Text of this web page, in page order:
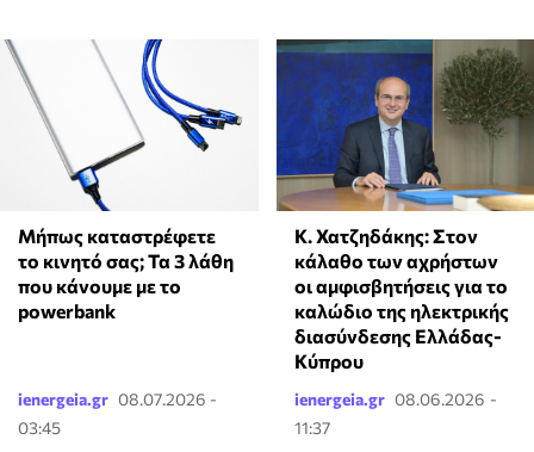
Μήπως καταστρέφετε
το κινητό σας; Τα 3 λάθη
που κάνουμε με το
powerbank
ienergeia.gr 08.07.2026 -
03:45
Κ. Χατζηδάκης: Στον
κάλαθο των αχρήστων
οι αμφισβητήσεις για το
καλώδιο της ηλεκτρικής
διασύνδεσης Ελλάδας-
Κύπρου
ienergeia.gr 08.06.2026 -
11:37